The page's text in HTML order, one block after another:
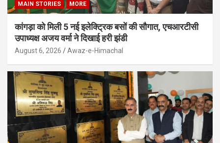
MAIN STORIES MORE
कांगड़ा को मिली 5 नई इलेक्ट्रिक बसों की सौगात, एचआरटीसी
उपाध्यक्ष अजय वर्मा ने दिखाई हरी झंडी
August 6, 2026 Awaz-e-Himachal